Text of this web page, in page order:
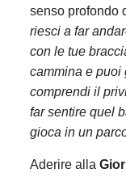
senso profondo
riesci a far
con le tue
cammina e puoi
comprendi il
far sentire quel
gioca in un
Aderire alla